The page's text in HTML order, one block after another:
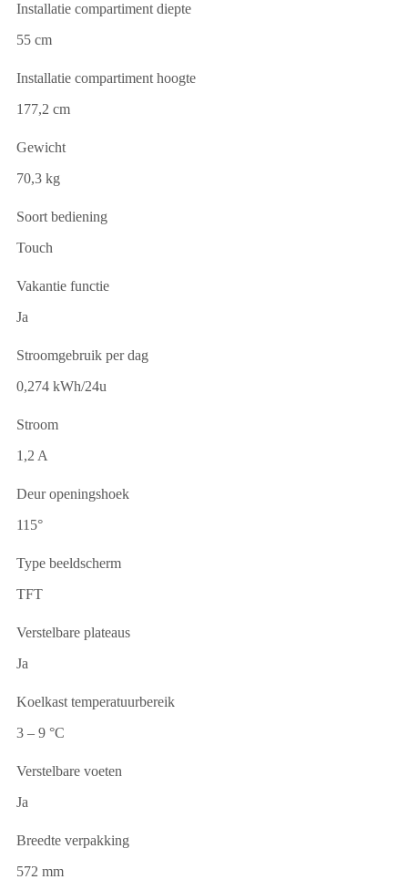
Installatie compartiment diepte
55 cm
Installatie compartiment hoogte
177,2 cm
Gewicht
70,3 kg
Soort bediening
Touch
Vakantie functie
Ja
Stroomgebruik per dag
0,274 kWh/24u
Stroom
1,2 A
Deur openingshoek
115°
Type beeldscherm
TFT
Verstelbare plateaus
Ja
Koelkast temperatuurbereik
3 – 9 °C
Verstelbare voeten
Ja
Breedte verpakking
572 mm